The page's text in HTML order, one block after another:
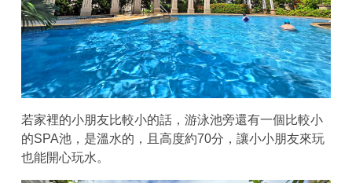
若家裡的小朋友比較小的話，游泳池旁還有一個比較小
的SPA池，是溫水的，且高度約70分，讓小小朋友來玩
也能開心玩水。